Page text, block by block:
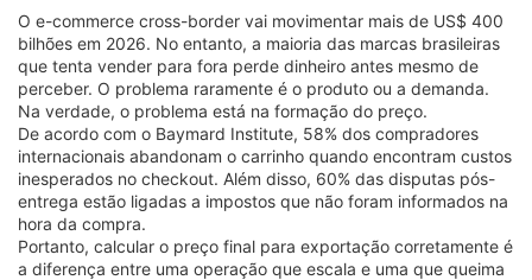
O e-commerce cross-border vai movimentar mais de US$ 400
bilhões em 2026. No entanto, a maioria das marcas brasileiras
que tenta vender para fora perde dinheiro antes mesmo de
perceber. O problema raramente é o produto ou a demanda.
Na verdade, o problema está na formação do preço.
De acordo com o Baymard Institute, 58% dos compradores
internacionais abandonam o carrinho quando encontram custos
inesperados no checkout. Além disso, 60% das disputas pós-
entrega estão ligadas a impostos que não foram informados na
hora da compra.
Portanto, calcular o preço final para exportação corretamente é
a diferença entre uma operação que escala e uma que queima